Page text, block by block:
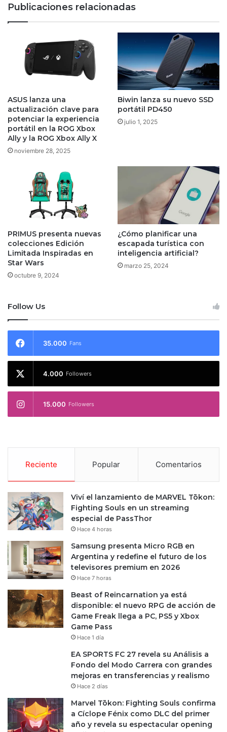
Publicaciones relacionadas
ASUS lanza una
actualización clave para
potenciar la experiencia
portátil en la ROG Xbox
Ally y la ROG Xbox Ally X
noviembre 28, 2025
Biwin lanza su nuevo SSD
portátil PD450
julio 1, 2025
PRIMUS presenta nuevas
colecciones Edición
Limitada Inspiradas en
Star Wars
octubre 9, 2024
¿Cómo planificar una
escapada turística con
inteligencia artificial?
marzo 25, 2024
Follow Us
35.000 Fans
4.000 Followers
15.000 Followers
Reciente Popular Comentarios
Viví el lanzamiento de MARVEL Tōkon:
Fighting Souls en un streaming
especial de PassThor
Hace 4 horas
Samsung presenta Micro RGB en
Argentina y redefine el futuro de los
televisores premium en 2026
Hace 7 horas
Beast of Reincarnation ya está
disponible: el nuevo RPG de acción de
Game Freak llega a PC, PS5 y Xbox
Game Pass
Hace 1 día
EA SPORTS FC 27 revela su Análisis a
Fondo del Modo Carrera con grandes
mejoras en transferencias y realismo
Hace 2 días
Marvel Tōkon: Fighting Souls confirma
a Cíclope Fénix como DLC del primer
año y revela su espectacular opening